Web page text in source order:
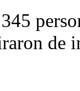
de